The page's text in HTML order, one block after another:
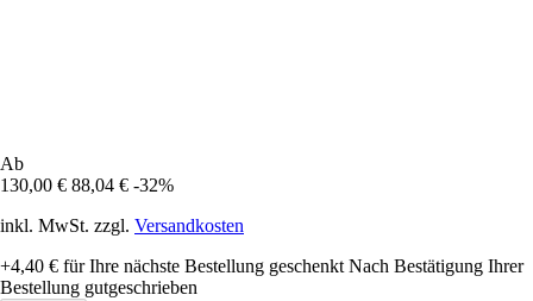
Ab
130,00 € 88,04 € -32%
inkl. MwSt. zzgl. Versandkosten
+4,40 € für Ihre nächste Bestellung geschenkt Nach Bestätigung Ihrer
Bestellung gutgeschrieben